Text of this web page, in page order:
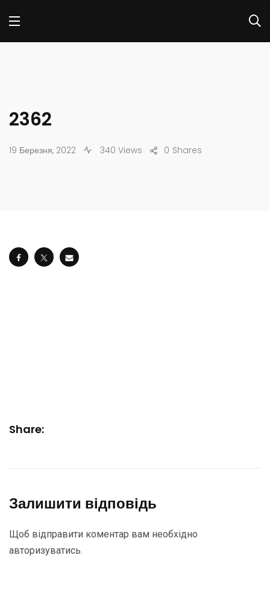
2362
19 Березня, 2022 340 Views Shares
0
Share:
Залишити відповідь
Щоб відправити коментар вам необхідно
авторизуватись.